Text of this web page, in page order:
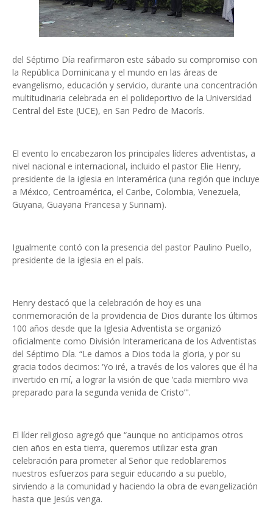
del Séptimo Día reafirmaron este sábado su compromiso con
la República Dominicana y el mundo en las áreas de
evangelismo, educación y servicio, durante una concentración
multitudinaria celebrada en el polideportivo de la Universidad
Central del Este (UCE), en San Pedro de Macorís.
El evento lo encabezaron los principales líderes adventistas, a
nivel nacional e internacional, incluido el pastor Elie Henry,
presidente de la iglesia en Interamérica (una región que incluye
a México, Centroamérica, el Caribe, Colombia, Venezuela,
Guyana, Guayana Francesa y Surinam).
Igualmente contó con la presencia del pastor Paulino Puello,
presidente de la iglesia en el país.
Henry destacó que la celebración de hoy es una
conmemoración de la providencia de Dios durante los últimos
100 años desde que la Iglesia Adventista se organizó
oficialmente como División Interamericana de los Adventistas
del Séptimo Día. “Le damos a Dios toda la gloria, y por su
gracia todos decimos: ‘Yo iré, a través de los valores que él ha
invertido en mí, a lograr la visión de que ‘cada miembro viva
preparado para la segunda venida de Cristo’".
El líder religioso agregó que “aunque no anticipamos otros
cien años en esta tierra, queremos utilizar esta gran
celebración para prometer al Señor que redoblaremos
nuestros esfuerzos para seguir educando a su pueblo,
sirviendo a la comunidad y haciendo la obra de evangelización
hasta que Jesús venga.